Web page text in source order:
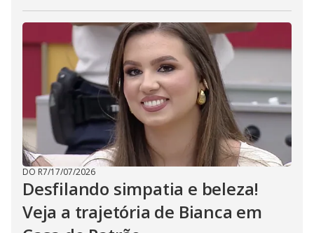
DO R7/17/07/2026
Desfilando simpatia e beleza!
Veja a trajetória de Bianca em